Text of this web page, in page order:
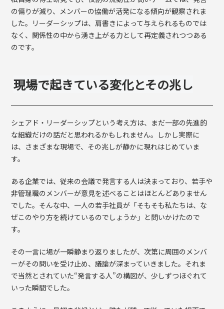
の偏りが減り、メンバーの協働が活発になる傾向が観察されま
した。リーダーシップは、肩書きによって与えられるものでは
なく、関係性の中から湧き上がる力として再定義されつつある
のです。
現場で起きている変化とその兆し
シェアド・リーダーシップという考え方は、まだ一部の先進的
な組織だけの話だと思われるかもしれません。しかし実際に
は、さまざまな現場で、その兆しが静かに現れはじめていま
す。
ある企業では、従来の会議で発言する人は決まっており、若手や
非管理職のメンバーが意見を述べることはほとんどありません
でした。そんな中、一人の若手社員が「そもそも私たちは、な
ぜこのやり方を続けているのでしょうか」と問いかけたので
す。
その一言に場が一瞬静まり返りましたが、次第に周囲のメンバ
ーがその問いを受け止め、議論が深まっていきました。それま
で当然とされていた“発言する人”の構図が、少しずつほぐれて
いった瞬間でした。